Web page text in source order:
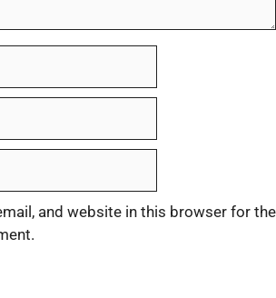
and website in this browser for the